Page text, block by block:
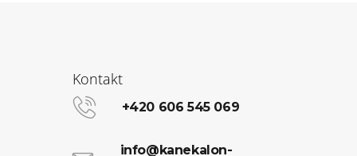
Kontakt
+420 606 545 069
info@kanekalon-